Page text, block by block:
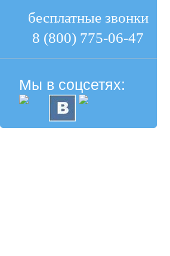
бесплатные звонки
8 (800) 775-06-47
Мы в соцсетях: